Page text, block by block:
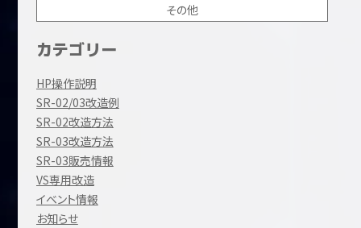
その他
カテゴリー
HP操作説明
SR-02/03改造例
SR-02改造方法
SR-03改造方法
SR-03販売情報
VS専用改造
イベント情報
お知らせ